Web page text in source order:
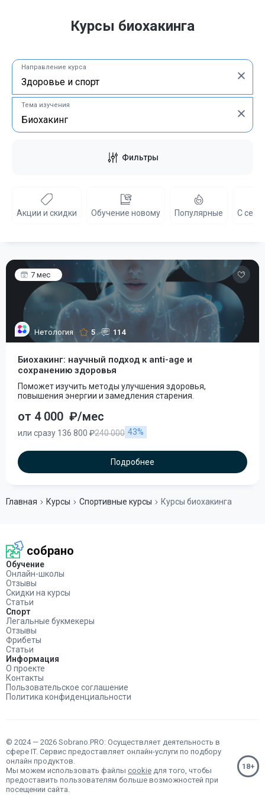
Курсы биохакинга
Направление курса
Тема изучения
Фильтры
Акции и скидки Обучение новому Популярные С
7 мес
Нетология 5 114
Биохакинг: научный подход к anti-age и
сохранению здоровья
Поможет изучить методы улучшения здоровья,
повышения энергии и замедления старения.
от 4 000 ₽/мес
или сразу 136 800 ₽240 000 43%
Подробнее
Главная Курсы Спортивные курсы Курсы биохакинга
собрано
Обучение
Онлайн-школы
Отзывы
Скидки на курсы
Статьи
Спорт
Легальные букмекеры
Отзывы
Фрибеты
Статьи
Информация
О проекте
Контакты
Пользовательское соглашение
Политика конфиденциальности
© 2024 — 2026 Sobrano.PRO: Осуществляет деятельность в
сфере IT. Сервис предоставляет онлайн-услуги по подбору
онлайн продуктов.
Мы можем использовать файлы cookie для того, чтобы
предоставить пользователям больше возможностей при
посещении сайта.